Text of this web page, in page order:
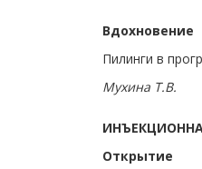
Вдохновение
Пилинги в
Мухина Т.В.
Открытие